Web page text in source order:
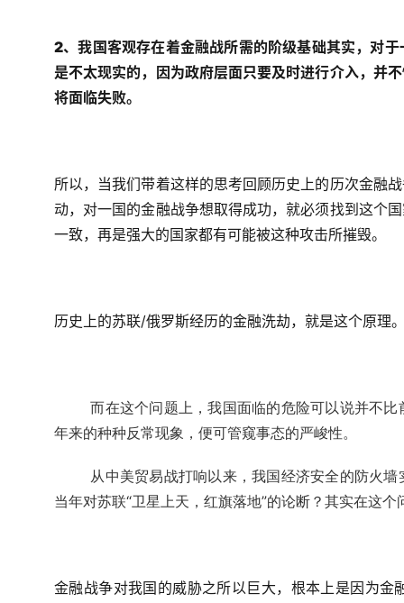
2、我国客观存在着金融战所需的阶级基础其实，对
是不太现实的，因为政府层面只要及时进行介入，并
将面临失败。
所以，当我们带着这样的思考回顾历史上的历次金融
动，对一国的金融战争想取得成功，就必须找到这个
一致，再是强大的国家都有可能被这种攻击所摧毁。
历史上的苏联/俄罗斯经历的金融洗劫，就是这个原理
而在这个问题上，我国面临的危险可以说并不
年来的种种反常现象，便可管窥事态的严峻性。
从中美贸易战打响以来，我国经济安全的防火
当年对苏联“卫星上天，红旗落地”的论断？其实在这
金融战争对我国的威胁之所以巨大，根本上是因为